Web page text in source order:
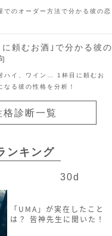
でのオーダー方法で分かる彼の恋
に頼むお酒｣で分かる彼の
ハイ、ワイン… 1杯目に頼むお
なる彼の性格を分析！
格診断一覧
ンキング
30d
「UMA」が実在したこと
は？ 皆神先生に聞いた！